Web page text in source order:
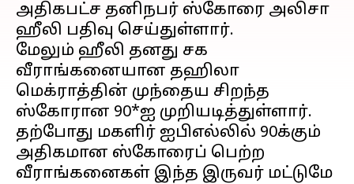
அதிகபட்ச தனிநபர் ஸ்கோரை அலிசா
ஹீலி பதிவு செய்துள்ளார்.
மேலும் ஹீலி தனது சக
வீராங்கனையான தஹிலா
மெக்ராத்தின் முந்தைய சிறந்த
ஸ்கோரான 90*ஐ முறியடித்துள்ளார்.
தற்போது மகளிர் ஐபிஎல்லில் 90க்கும்
அதிகமான ஸ்கோரைப் பெற்ற
வீராங்கனைகள் இந்த இருவர் மட்டுமே